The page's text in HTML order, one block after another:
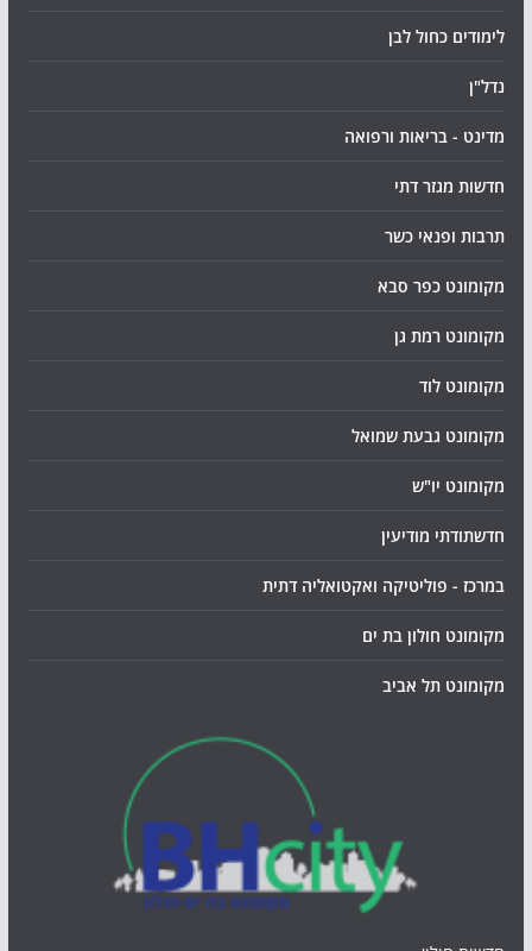
לימודים כחול לבן
נדל"ן
מדינט - בריאות ורפואה
חדשות מגזר דתי
תרבות ופנאי כשר
מקומונט כפר סבא
מקומונט רמת גן
מקומונט לוד
מקומונט גבעת שמואל
מקומונט יו"ש
חדשתודתי מודיעין
במרכז - פוליטיקה ואקטואליה דתית
מקומונט חולון בת ים
מקומונט תל אביב